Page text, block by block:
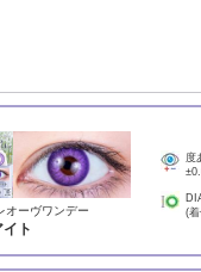
オーヴワンデー
ト
度
(